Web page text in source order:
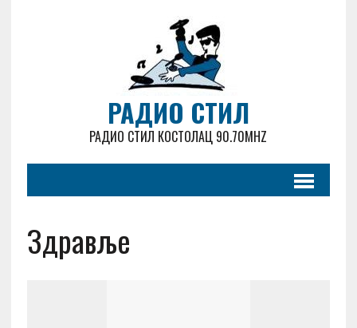
РАДИО СТИЛ
РАДИО СТИЛ КОСТОЛАЦ 90.70MHZ
Здравље